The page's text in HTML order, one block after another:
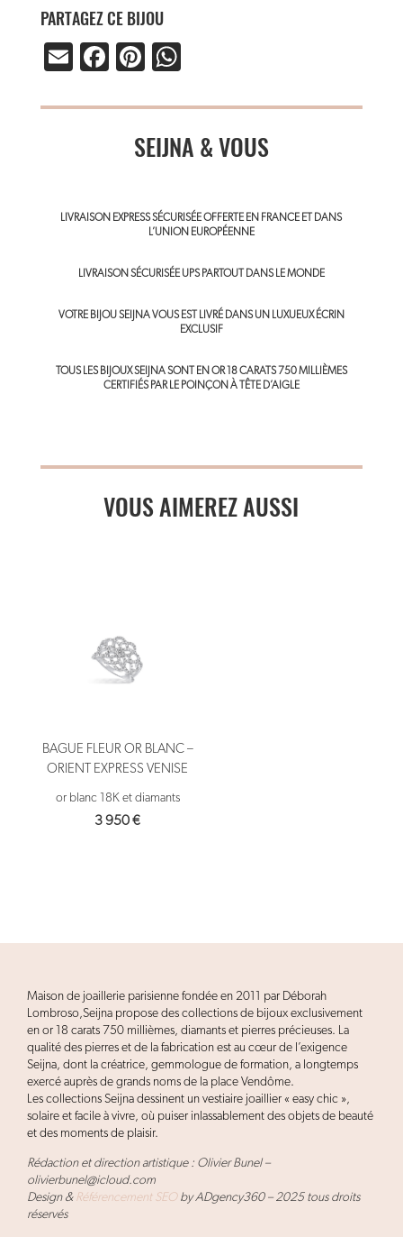
PARTAGEZ CE BIJOU
E
ail
Fa
b
Pi
er
es
ts
A
SEIJNA & VOUS
LIVRAISON EXPRESS SÉCURISÉE OFFERTE EN FRANCE ET DANS
L’UNION EUROPÉENNE
LIVRAISON SÉCURISÉE UPS PARTOUT DANS LE MONDE
VOTRE BIJOU SEIJNA VOUS EST LIVRÉ DANS UN LUXUEUX ÉCRIN
EXCLUSIF
TOUS LES BIJOUX SEIJNA SONT EN OR 18 CARATS 750 MILLIÈMES
CERTIFIÉS PAR LE POINÇON À TÊTE D’AIGLE
VOUS AIMEREZ AUSSI
BAGUE FLEUR OR BLANC –
ORIENT EXPRESS VENISE
or blanc 18K et diamants
3 950€
Maison de joaillerie parisienne fondée en 2011 par Déborah
Lombroso,Seijna propose des collections de bijoux exclusivement
en or 18 carats 750 millièmes, diamants et pierres précieuses. La
qualité des pierres et de la fabrication est au cœur de l’exigence
Seijna, dont la créatrice, gemmologue de formation, a longtemps
exercé auprès de grands noms de la place Vendôme.
Les collections Seijna dessinent un vestiaire joaillier « easy chic »,
solaire et facile à vivre, où puiser inlassablement des objets de beauté
et des moments de plaisir.
Rédaction et direction artistique : Olivier Bunel –
olivierbunel@icloud.com
Design & Référencement SEOby ADgency360 – 2025 tous droits
réservés